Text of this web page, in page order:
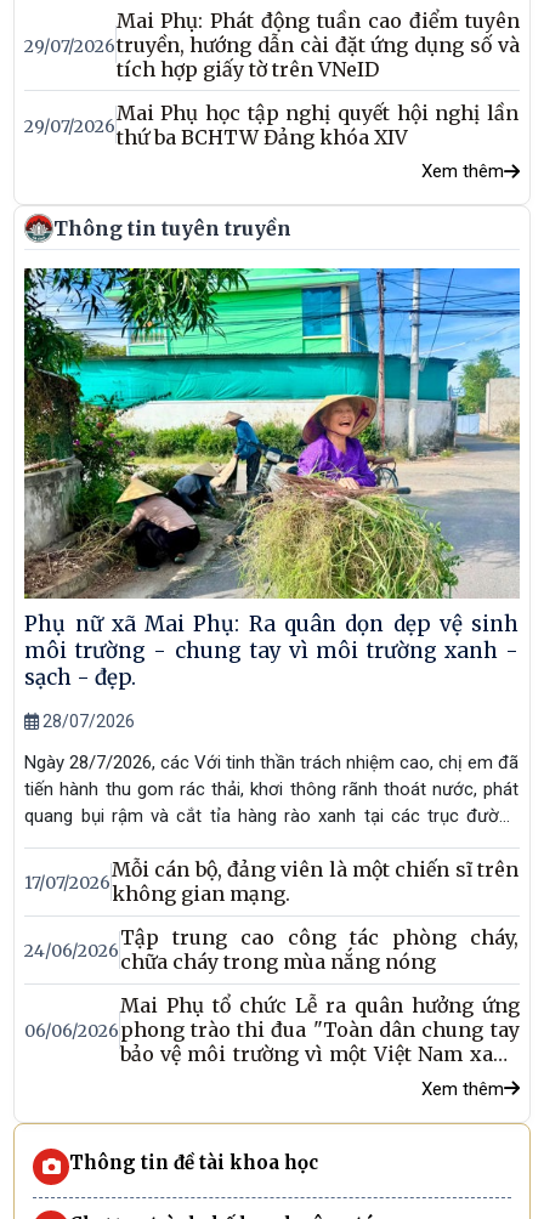
29/07/2026
Mai Phụ: Phát động tuần cao điểm tuyên
truyền, hướng dẫn cài đặt ứng dụng số và
tích hợp giấy tờ trên VNeID
29/07/2026
Mai Phụ học tập nghị quyết hội nghị lần
thứ ba BCHTW Đảng khóa XIV
Xem thêm
Thông tin tuyên truyền
Phụ nữ xã Mai Phụ: Ra quân dọn dẹp vệ sinh
môi trường - chung tay vì môi trường xanh -
sạch - đẹp.
28/07/2026
Ngày 28/7/2026, các Với tinh thần trách nhiệm cao, chị em đã
tiến hành thu gom rác thải, khơi thông rãnh thoát nước, phát
quang bụi rậm và cắt tỉa hàng rào xanh tại các trục đường
chính, ngõ xóm. Hoạt động thiết thực này không chỉ làm xanh
- sạch - đẹp cảnh quan quê hương, mà còn nâng cao ý thức
bảo vệ môi trường của người dân, khẳng định vai trò nòng cốt
của Hội Phụ nữ trong xây dựng nông thôn mới., Thạch Bắc,
Thanh Tiến, Triều Sơn, Vĩnh Lộc, Ngọc Mỹ, Thạch Châu và An
Sơn đã đồng loạt ra quân thực hiện đợt tổng vệ sinh môi
trường. Hoạt động ý nghĩa này đã thu hút đông đảo cán bộ,
hội viên và Nhân dân nhiệt tình hưởng ứng.
17/07/2026
Mỗi cán bộ, đảng viên là một chiến sĩ trên
không gian mạng.
24/06/2026
Tập trung cao công tác phòng cháy,
chữa cháy trong mùa nắng nóng
06/06/2026
Mai Phụ tổ chức Lễ ra quân hưởng ứng
phong trào thi đua "Toàn dân chung tay
bảo vệ môi trường vì một Việt Nam xanh
Xem thêm
Thông tin đề tài khoa học